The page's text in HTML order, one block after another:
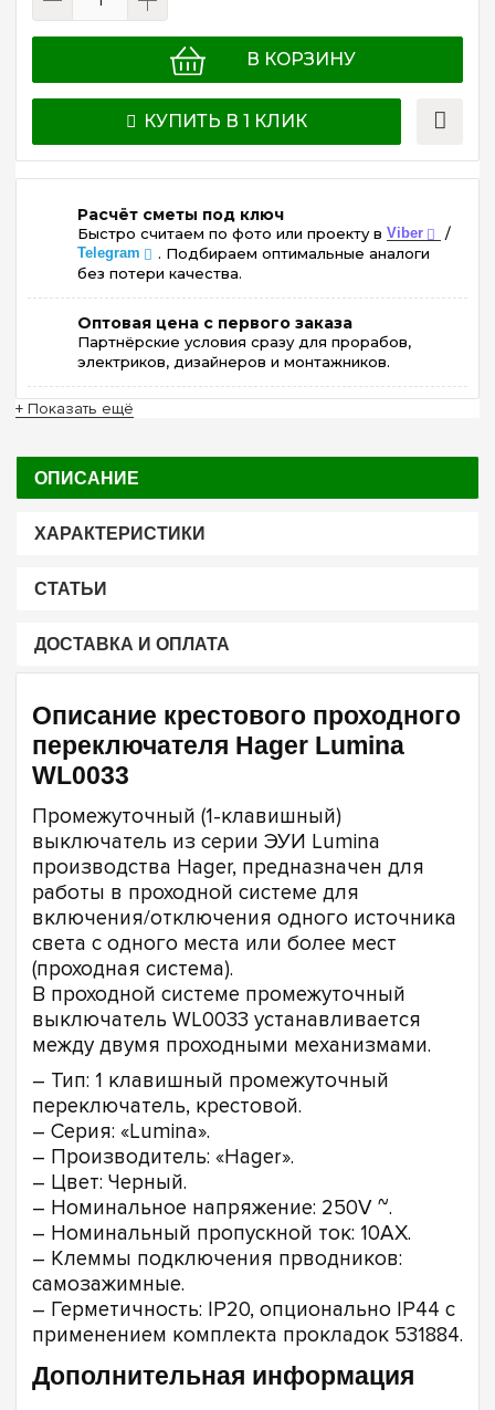
В КОРЗИНУ
КУПИТЬ В 1 КЛИК
Расчёт сметы под ключ
Быстро считаем по фото или проекту в Viber /
Telegram
. Подбираем оптимальные аналоги
без потери качества.
Оптовая цена с первого заказа
Партнёрские условия сразу для прорабов,
электриков, дизайнеров и монтажников.
+ Показать ещё
ОПИСАНИЕ
ХАРАКТЕРИСТИКИ
СТАТЬИ
ДОСТАВКА И ОПЛАТА
Описание крестового проходного
переключателя Hager Lumina
WL0033
Промежуточный (1-клавишный)
выключатель из серии ЭУИ Lumina
производства Hager, предназначен для
работы в проходной системе для
включения/отключения одного источника
света с одного места или более мест
(проходная система).
В проходной системе промежуточный
выключатель WL0033 устанавливается
между двумя проходными механизмами.
– Тип: 1 клавишный промежуточный
переключатель, крестовой.
– Серия: «Lumina».
– Производитель: «Hager».
– Цвет: Черный.
– Номинальное напряжение: 250V ~.
– Номинальный пропускной ток: 10АХ.
– Клеммы подключения прводников:
самозажимные.
– Герметичность: IP20, опционально IP44 с
применением комплекта прокладок 531884.
Дополнительная информация